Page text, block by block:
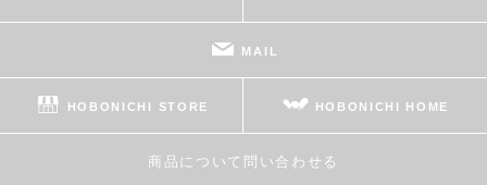
MAIL
HOBONICHI STORE HOBONICHI HOME
商品について問い合わせる